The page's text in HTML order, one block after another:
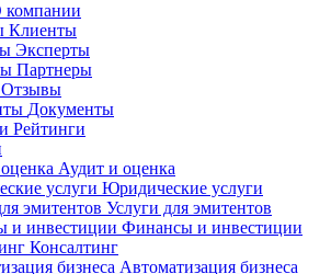
компании
Клиенты
Эксперты
Партнеры
Отзывы
Документы
Рейтинги
Аудит и оценка
услуги Юридические услуги
эмитентов Услуги для эмитентов
и инвестиции Финансы и инвестиции
Консалтинг
бизнеса Автоматизация бизнеса